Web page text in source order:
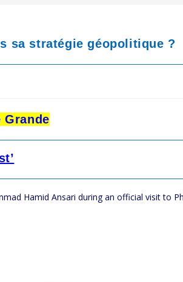
sa stratégie géopolitique ?
Grande